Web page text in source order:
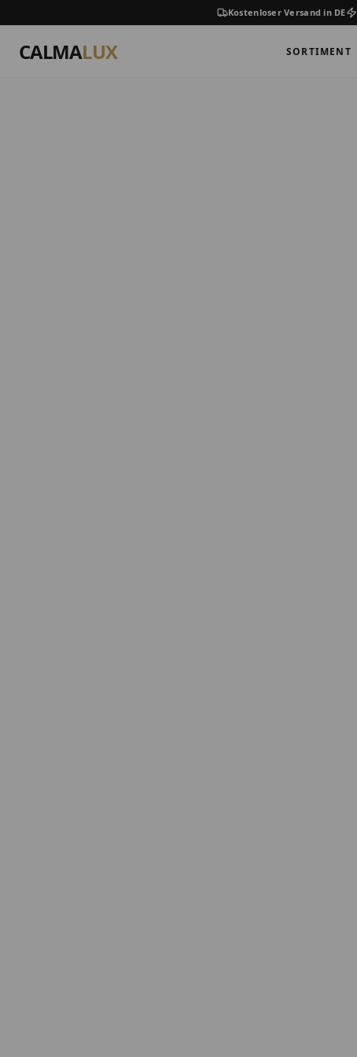
Kostenloser Versand in DE
CALMALUX SORTIMENT